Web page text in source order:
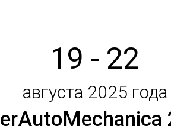
19 - 22
августа 2025 года